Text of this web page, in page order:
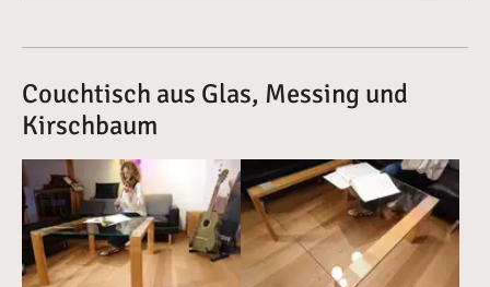
Couchtisch aus Glas, Messing und
Kirschbaum
Vergrößerte Version anzeigen für Glascouchtisch mit
Vergrößerte Version